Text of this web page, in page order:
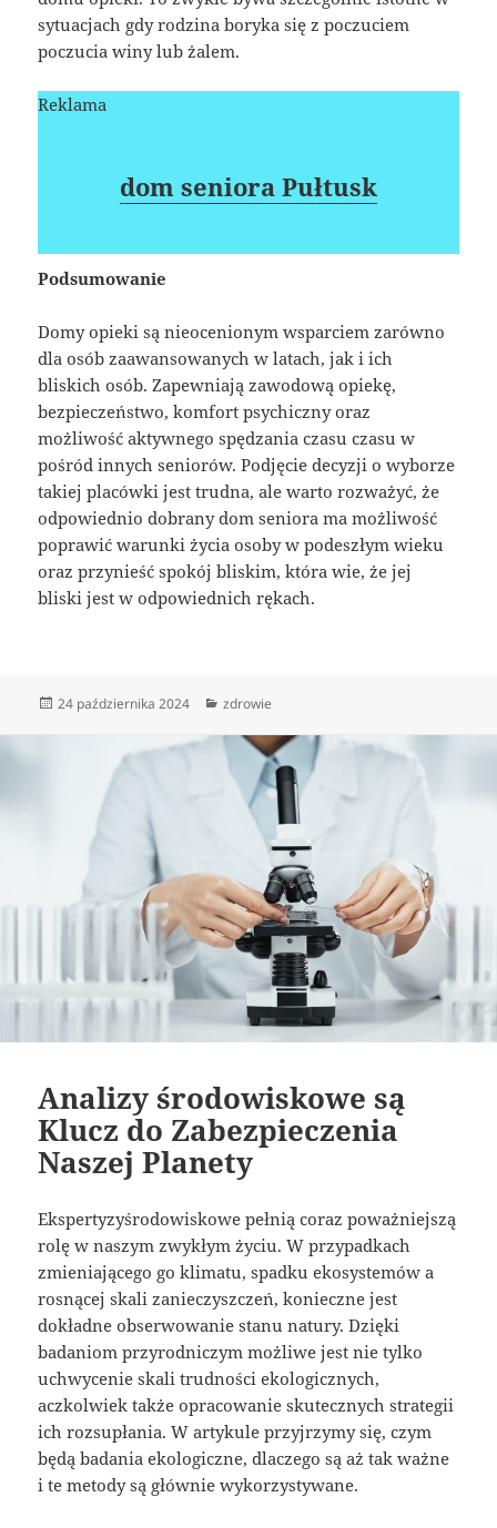
sytuacjach gdy rodzina boryka się z poczuciem
poczucia winy lub żalem.
Reklama
dom seniora Pułtusk
Podsumowanie
Domy opieki są nieocenionym wsparciem zarówno
dla osób zaawansowanych w latach, jak i ich
bliskich osób. Zapewniają zawodową opiekę,
bezpieczeństwo, komfort psychiczny oraz
możliwość aktywnego spędzania czasu czasu w
pośród innych seniorów. Podjęcie decyzji o wyborze
takiej placówki jest trudna, ale warto rozważyć, że
odpowiednio dobrany dom seniora ma możliwość
poprawić warunki życia osoby w podeszłym wieku
oraz przynieść spokój bliskim, która wie, że jej
bliski jest w odpowiednich rękach.
Data
24 października 2024 Kategorie
zdrowie
Analizy środowiskowe są
Klucz do Zabezpieczenia
Naszej Planety
Ekspertyzyśrodowiskowe pełnią coraz poważniejszą
rolę w naszym zwykłym życiu. W przypadkach
zmieniającego go klimatu, spadku ekosystemów a
rosnącej skali zanieczyszczeń, konieczne jest
dokładne obserwowanie stanu natury. Dzięki
badaniom przyrodniczym możliwe jest nie tylko
uchwycenie skali trudności ekologicznych,
aczkolwiek także opracowanie skutecznych strategii
ich rozsupłania. W artykule przyjrzymy się, czym
będą badania ekologiczne, dlaczego są aż tak ważne
i te metody są głównie wykorzystywane.